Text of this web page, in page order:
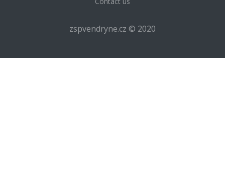
zspvendryne.cz © 2020